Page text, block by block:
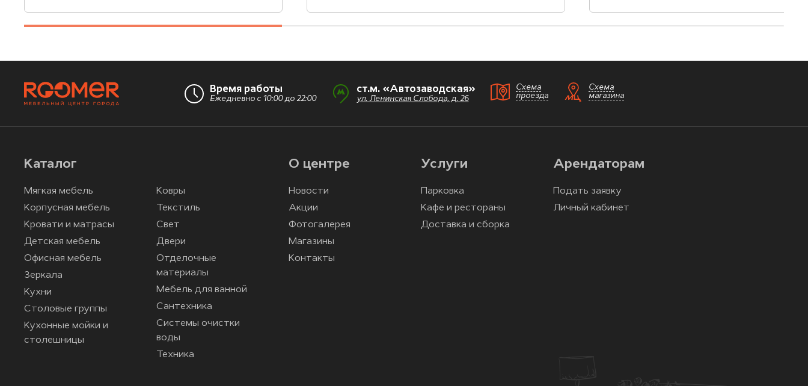
Время работы
Ежедневно с 10:00 до 22:00
ст.м. «Автозаводская»
ул. Ленинская Слобода, д. 26
Схема
проезда
Схема
магазина
Каталог
Мягкая мебель
Корпусная мебель
Кровати и матрасы
Детская мебель
Офисная мебель
Зеркала
Кухни
Столовые группы
Кухонные мойки и
столешницы
Ковры
Текстиль
Свет
Двери
Отделочные
материалы
Мебель для ванной
Сантехника
Системы очистки
воды
Техника
О центре
Новости
Акции
Фотогалерея
Магазины
Контакты
Услуги
Парковка
Кафе и рестораны
Доставка и сборка
Арендаторам
Подать заявку
Личный кабинет